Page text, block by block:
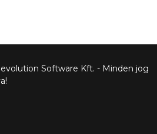
Software Kft. - Minden jog